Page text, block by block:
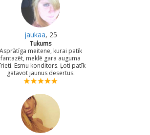
jaukaa, 25
Tukums
Asprātīga meitene, kurai patīk
fantazēt, meklē gara auguma
Esmu konditors. Ļoti patīk
gatavot jaunus desertus.